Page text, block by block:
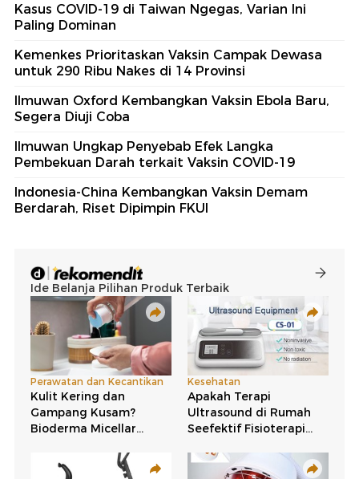
Kasus COVID-19 di Taiwan Ngegas, Varian Ini
Paling Dominan
Kemenkes Prioritaskan Vaksin Campak Dewasa
untuk 290 Ribu Nakes di 14 Provinsi
Ilmuwan Oxford Kembangkan Vaksin Ebola Baru,
Segera Diuji Coba
Ilmuwan Ungkap Penyebab Efek Langka
Pembekuan Darah terkait Vaksin COVID-19
Indonesia-China Kembangkan Vaksin Demam
Berdarah, Riset Dipimpin FKUI